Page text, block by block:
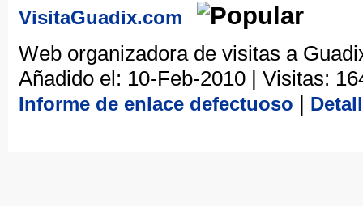
VisitaGuadix.com
Web organizadora de visitas a
Añadido el: 10-Feb-2010 | Visitas:
Informe de enlace defectuoso |